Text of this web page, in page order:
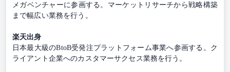
メガベンチャーに参画する。マーケットリサーチから戦略構築
まで幅広い業務を行う。
楽天出身
日本最大級のBtoB受発注プラットフォーム事業へ参画する。ク
ライアント企業へのカスタマーサクセス業務を行う。